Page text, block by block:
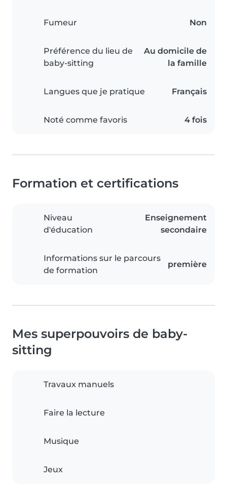
Fumeur Non
Préférence du lieu de
baby-sitting
Au domicile de
la famille
Langues que je pratique Français
Noté comme favoris 4 fois
Formation et certifications
Niveau
d'éducation
Enseignement
secondaire
Informations sur le parcours
de formation
première
Mes superpouvoirs de baby-
sitting
Travaux manuels
Faire la lecture
Musique
Jeux